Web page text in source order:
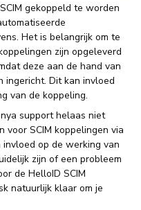
gekoppeld te worden
Het is belangrijk om te
zijn opgeleverd
deze aan de hand van
Dit kan invloed
van de koppeling.
support helaas niet
voor SCIM koppelingen via
op de werking van
zijn of een probleem
de HelloID SCIM
natuurlijk klaar om je